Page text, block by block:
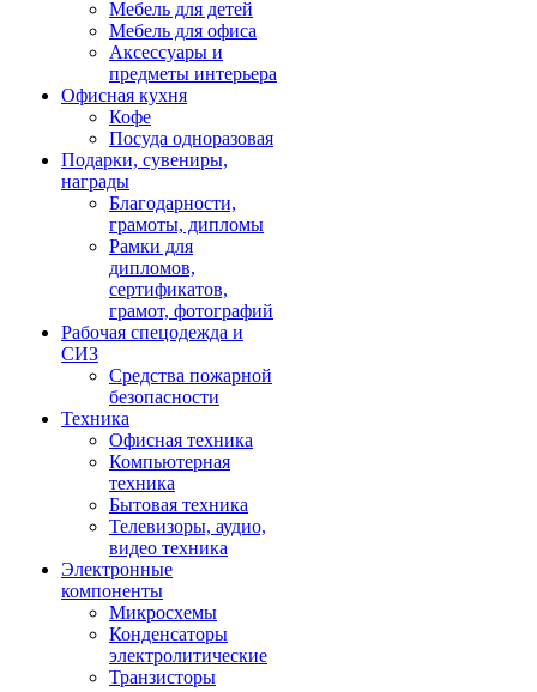
Мебель для детей
Мебель для офиса
Аксессуары и
предметы интерьера
Офисная кухня
Кофе
Посуда одноразовая
Подарки, сувениры,
награды
Благодарности,
грамоты, дипломы
Рамки для
дипломов,
сертификатов,
грамот, фотографий
Рабочая спецодежда и
СИЗ
Средства пожарной
безопасности
Техника
Офисная техника
Компьютерная
техника
Бытовая техника
Телевизоры, аудио,
видео техника
Электронные
компоненты
Микросхемы
Конденсаторы
электролитические
Транзисторы